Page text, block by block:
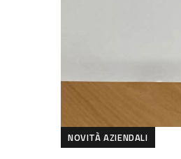
NOVITÀ AZIENDALI